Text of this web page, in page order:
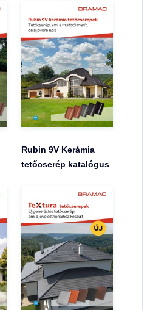
Rubin 9V Kerámia
tetőcserép katalógus